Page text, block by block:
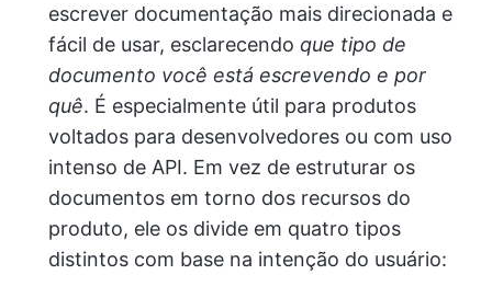
escrever documentação mais direcionada e
fácil de usar, esclarecendo que tipo de
documento você está escrevendo e por
quê. É especialmente útil para produtos
voltados para desenvolvedores ou com uso
intenso de API. Em vez de estruturar os
documentos em torno dos recursos do
produto, ele os divide em quatro tipos
distintos com base na intenção do usuário: